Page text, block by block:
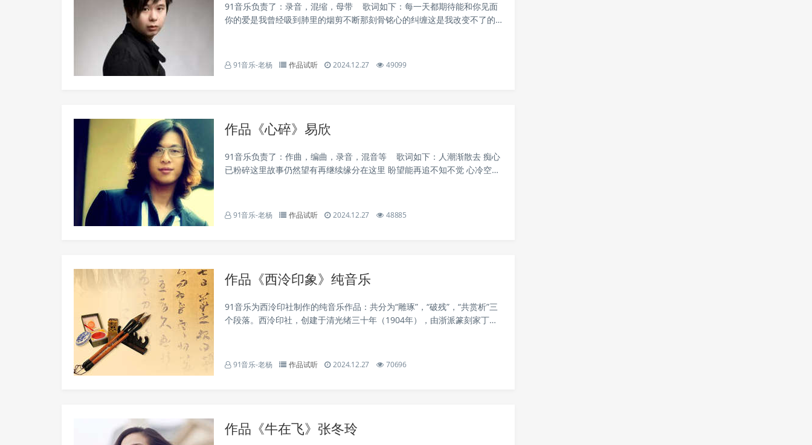
91音乐负责了：录音，混缩，母带 歌词如下：每一天都期待能和你见面
你的爱是我曾经吸到肺里的烟剪不断那刻骨铭心的纠缠这是我改变不了的
91音乐-老杨 作品试听 2024.12.27 49099
作品《心碎》易欣
91音乐负责了：作曲，编曲，录音，混音等 歌词如下：人潮渐散去 痴心
已粉碎这里故事仍然望有再继续缘分在这里 盼望能再追不知不觉 心冷空虚
91音乐-老杨 作品试听 2024.12.27 48885
作品《西泠印象》纯音乐
91音乐为西泠印社制作的纯音乐作品：共分为“雕琢”，“破残”，“共赏析”三
个段落。西泠印社，创建于清光绪三十年（1904年），由浙派篆刻家丁辅
91音乐-老杨 作品试听 2024.12.27 70696
作品《牛在飞》张冬玲